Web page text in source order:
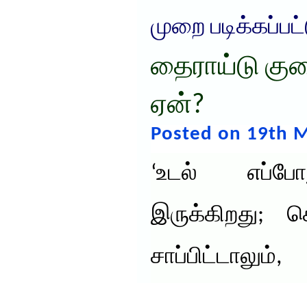
முறை
தைராய்டு
ஏன்?
Posted on 19th
‘உடல்